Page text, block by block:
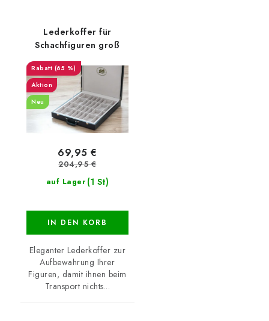
Lederkoffer für
Schachfiguren groß
(65 %)
Aktion
Neu
auf Lager (1 St)
69,95 €
204,95 €
IN DEN KORB
Eleganter Lederkoffer zur
Aufbewahrung Ihrer
Figuren, damit ihnen beim
Transport nichts...